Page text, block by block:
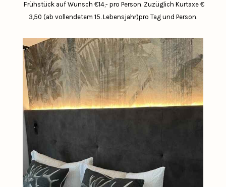
Frühstück auf Wunsch €14,- pro Person.Zuzüglich Kurtaxe €
3,50 (ab vollendetem 15. Lebensjahr)pro Tag und Person.